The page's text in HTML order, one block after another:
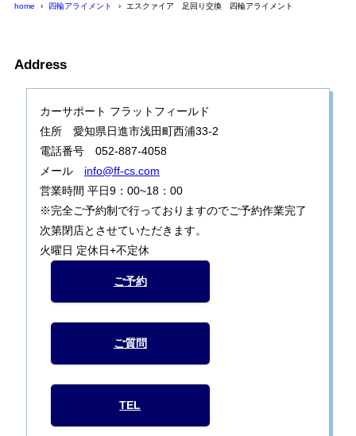
home 四輪アライメント エスクァイア 足回り交換 四輪アライメント
Address
カーサポート フラットフィールド
住所 愛知県日進市浅田町西浦33-2
電話番号 052-887-4058
メール info@ff-cs.com
営業時間 平日9：00~18：00
※完全ご予約制で行っておりますのでご予約作業完了
次第閉店とさせていただきます。
火曜日 定休日+不定休
ご予約
ご質問
TEL